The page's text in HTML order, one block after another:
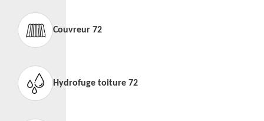
Couvreur 72
Hydrofuge toiture 72